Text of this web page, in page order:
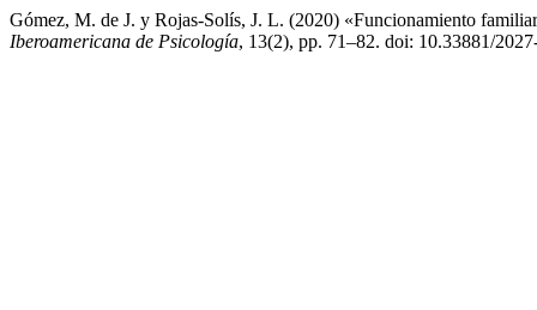
Gómez, M. de J. y Rojas-Solís, J. L. (2020) «Funcionamiento
Iberoamericana de Psicología, 13(2), pp. 71–82. doi: 10.33881/